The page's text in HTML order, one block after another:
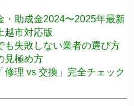
・助成金2024〜2025年最新
越市対応版
も失敗しない業者の選び方
見極め方
理 vs 交換」完全チェック